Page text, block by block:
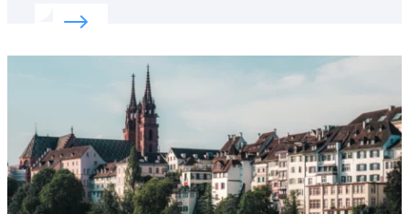
Read more about: